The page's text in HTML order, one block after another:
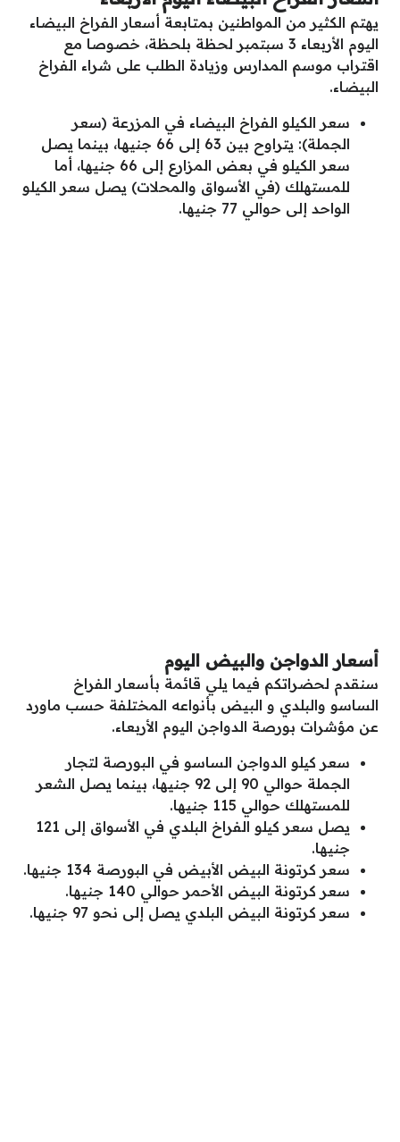
يهتم الكثير من المواطنين بمتابعة أسعار الفراخ البيضاء
اليوم الأربعاء 3 سبتمبر لحظة بلحظة، خصوصا مع
اقتراب موسم المدارس وزيادة الطلب على شراء الفراخ
البيضاء.
سعر الكيلو الفراخ البيضاء في المزرعة (سعر
الجملة): يتراوح بين 63 إلى 66 جنيها، بينما يصل
سعر الكيلو في بعض المزارع إلى 66 جنيها، أما
للمستهلك (في الأسواق والمحلات) يصل سعر الكيلو
الواحد إلى حوالي 77 جنيها.
أسعار الدواجن والبيض اليوم
سنقدم لحضراتكم فيما يلي قائمة بأسعار الفراخ
الساسو والبلدي و البيض بأنواعه المختلفة حسب ماورد
عن مؤشرات بورصة الدواجن اليوم الأربعاء.
سعر كيلو الدواجن الساسو في البورصة لتجار
الجملة حوالي 90 إلى 92 جنيها، بينما يصل الشعر
للمستهلك حوالي 115 جنيها.
يصل سعر كيلو الفراخ البلدي في الأسواق إلى 121
جنيها.
سعر كرتونة البيض الأبيض في البورصة 134 جنيها.
سعر كرتونة البيض الأحمر حوالي 140 جنيها.
سعر كرتونة البيض البلدي يصل إلى نحو 97 جنيها.